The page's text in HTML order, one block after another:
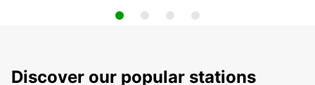
Discover our popular stations